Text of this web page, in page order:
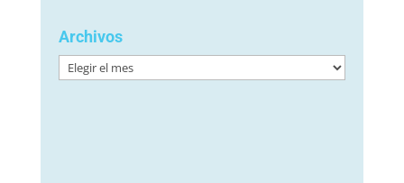
Archivos
Archivos